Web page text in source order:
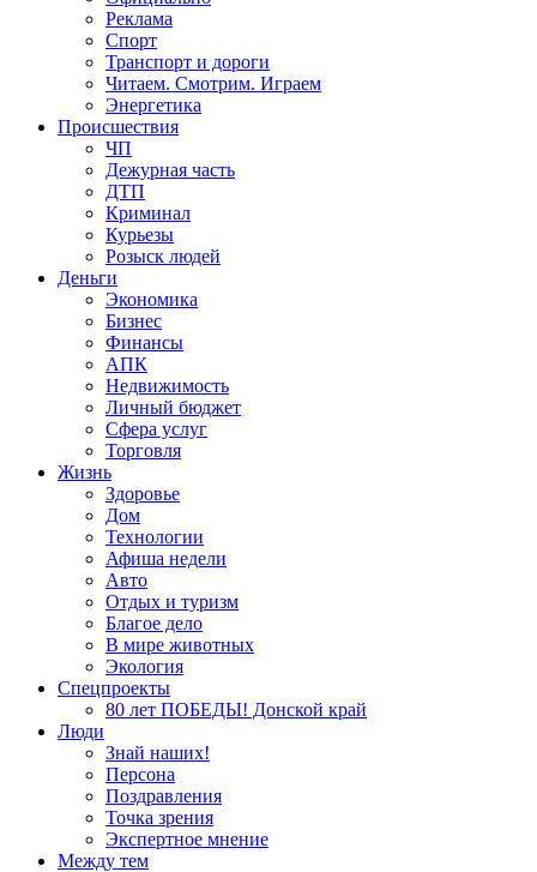
Реклама
Спорт
Транспорт и дороги
Читаем. Смотрим. Играем
Энергетика
Происшествия
ЧП
Дежурная часть
ДТП
Криминал
Курьезы
Розыск людей
Деньги
Экономика
Бизнес
Финансы
АПК
Недвижимость
Личный бюджет
Сфера услуг
Торговля
Жизнь
Здоровье
Дом
Технологии
Афиша недели
Авто
Отдых и туризм
Благое дело
В мире животных
Экология
Спецпроекты
80 лет ПОБЕДЫ! Донской край
Люди
Знай наших!
Персона
Поздравления
Точка зрения
Экспертное мнение
Между тем